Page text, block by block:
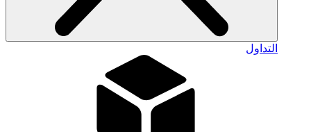
التداول